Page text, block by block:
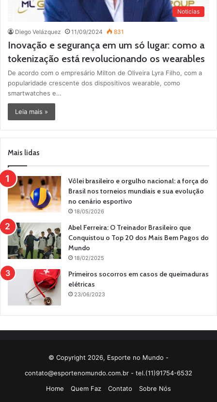
Noticias
Diego Velázquez 11/09/2024 831
Inovação e segurança em um só lugar: como a
tokenização está revolucionando os wearables
De acordo com o empresário Milton de Oliveira Lyra Filho, com a
popularidade crescente dos dispositivos wearable, como
smartwatches e…
Leia mais »
Mais lidas
Vôlei brasileiro e orgulho nacional: a força do
Brasil nos torneios mundiais e sua evolução
no cenário esportivo
18/05/2026
Abel Ferreira: O Treinador Brasileiro que
Conquistou o Top 20 dos Mais Bem Pagos do
Mundo
18/02/2025
Primeiros socorros em casos de queimaduras
elétricas
23/06/2023
© Copyright 2026, Esporte no Mundo -
contato@esportenomundo.com.br - tel.(11)91754-6532
Home
Quem Faz Contato Sobre Nós